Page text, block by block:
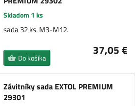
Skladom 1 ks
sada 32 ks. M3-M12.
37,05 €
Do košíka
Závitníky sada EXTOL PREMIUM
29301